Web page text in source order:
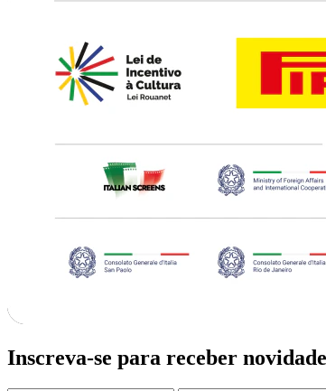
Inscreva-se para receber